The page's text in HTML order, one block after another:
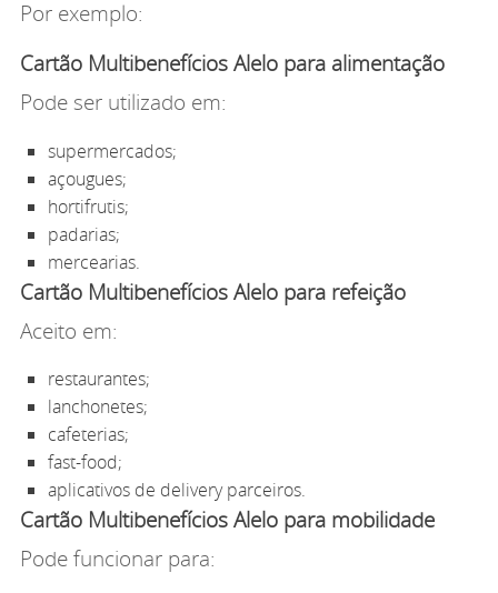
Por exemplo:
Cartão Multibenefícios Alelo para alimentação
Pode ser utilizado em:
supermercados;
açougues;
hortifrutis;
padarias;
mercearias.
Cartão Multibenefícios Alelo para refeição
Aceito em:
restaurantes;
lanchonetes;
cafeterias;
fast-food;
aplicativos de delivery parceiros.
Cartão Multibenefícios Alelo para mobilidade
Pode funcionar para: